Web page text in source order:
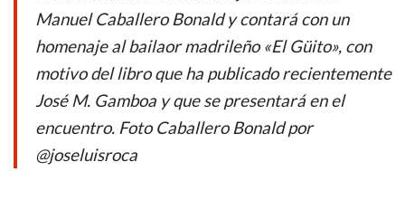
Manuel Caballero Bonald y contará con un
homenaje al bailaor madrileño «El Güito», con
motivo del libro que ha publicado recientemente
José M. Gamboa y que se presentará en el
encuentro. Foto Caballero Bonald por
@joseluisroca